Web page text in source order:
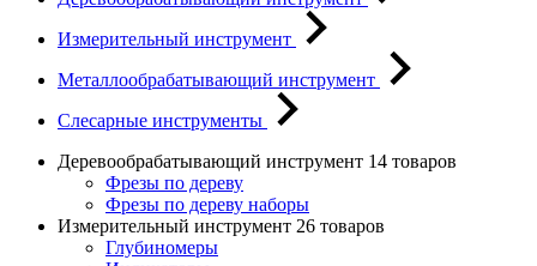
Измерительный инструмент
Металлообрабатывающий инструмент
Слесарные инструменты
Деревообрабатывающий инструмент 14 товаров
Фрезы по дереву
Фрезы по дереву наборы
Измерительный инструмент 26 товаров
Глубиномеры